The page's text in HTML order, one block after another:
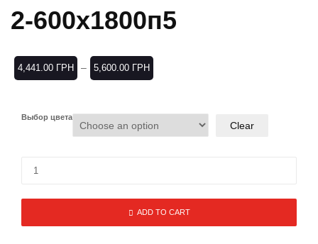
2-600х1800п5
4,441.00 ГРН – 5,600.00 ГРН
Выбор цвета
Clear
ADD TO CART